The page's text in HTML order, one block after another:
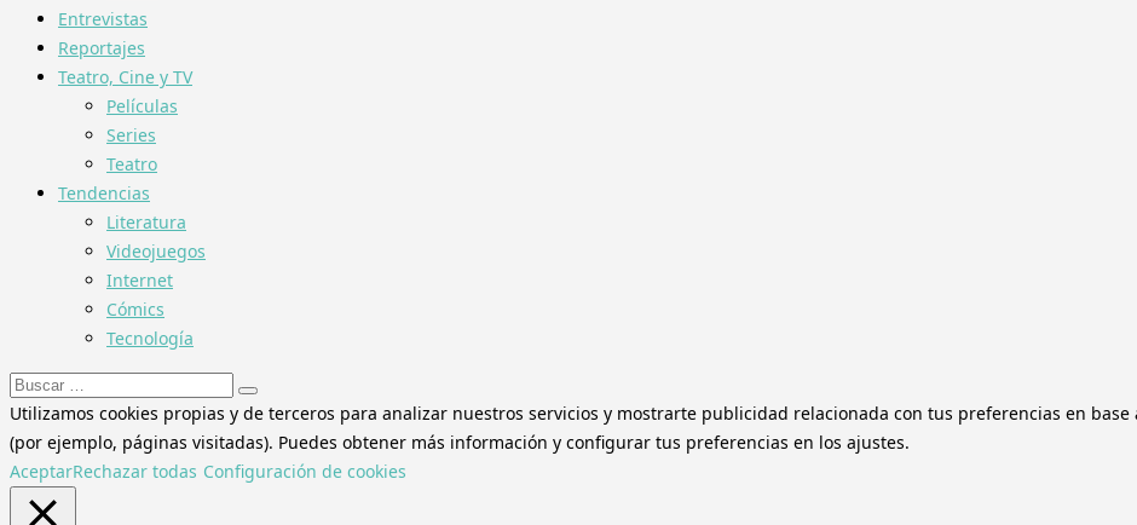
Entrevistas
Reportajes
Teatro, Cine y TV
Películas
Series
Teatro
Tendencias
Literatura
Videojuegos
Internet
Cómics
Tecnología
Buscar:
Utilizamos cookies propias y de terceros para analizar nuestros servicios y mostrarte publicidad relacionada con tus preferencias en
(por ejemplo, páginas visitadas). Puedes obtener más información y configurar tus preferencias en los ajustes.
AceptarRechazar todas Configuración de cookies